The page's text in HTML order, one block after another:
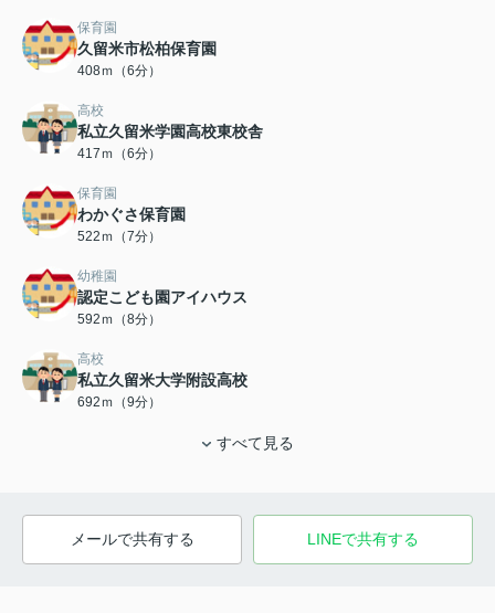
保育園
久留米市松柏保育園
408ｍ（6分）
高校
私立久留米学園高校東校舎
417ｍ（6分）
保育園
わかぐさ保育園
522ｍ（7分）
幼稚園
認定こども園アイハウス
592ｍ（8分）
高校
私立久留米大学附設高校
692ｍ（9分）
すべて見る
メールで共有する LINEで共有する